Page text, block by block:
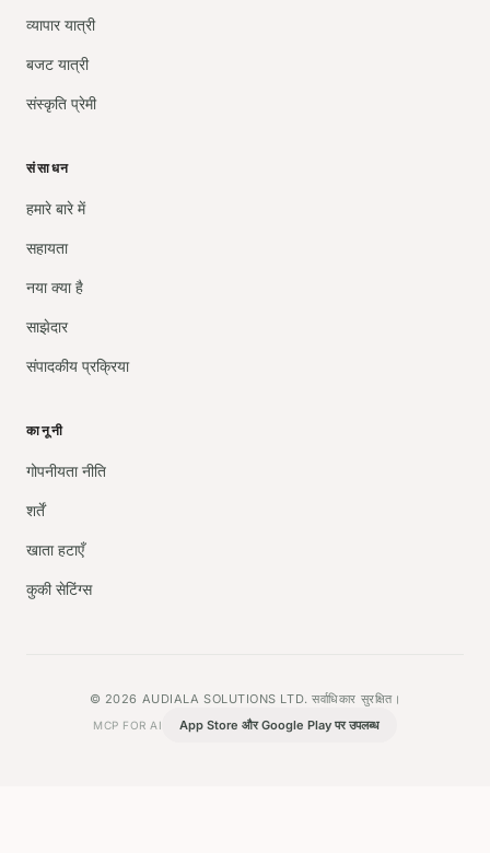
व्यापार यात्री
बजट यात्री
संस्कृति प्रेमी
संसाधन
हमारे बारे में
सहायता
नया क्या है
साझेदार
संपादकीय प्रक्रिया
कानूनी
गोपनीयता नीति
शर्तें
खाता हटाएँ
कुकी सेटिंग्स
© 2026 AUDIALA SOLUTIONS LTD. सर्वाधिकार सुरक्षित।
MCP FOR AI App Store और Google Play पर उपलब्ध